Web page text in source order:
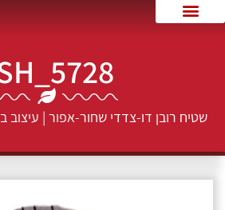
שטיח רובן דו-צדדי שחור-אפור | עיצוב